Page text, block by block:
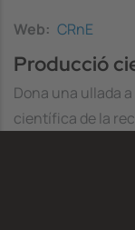
Web
CRnE
Producció
Dona una ullada
científica de la